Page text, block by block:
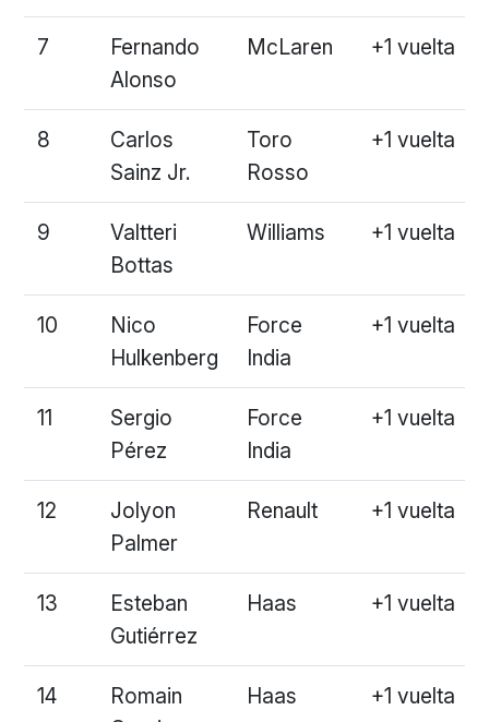
7
Fernando
Alonso
McLaren +1 vuelta
8
Carlos
Sainz Jr.
Toro
Rosso
+1 vuelta
9
Valtteri
Bottas
Williams +1 vuelta
10
Nico
Hulkenberg
Force
India
+1 vuelta
11
Sergio
Pérez
Force
India
+1 vuelta
12
Jolyon
Palmer
Renault +1 vuelta
13
Esteban
Gutiérrez
Haas +1 vuelta
14
Romain
Haas +1 vuelta